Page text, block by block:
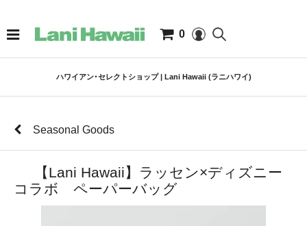
0
ハワイアン･セレクトショップ | Lani Hawaii (ラニハワイ)
Seasonal Goods
【Lani Hawaii】ラッセン×ディズニー
コラボ ペーパーバッグ